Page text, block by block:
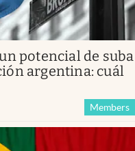
potencial de suba
argentina: cuál
Members